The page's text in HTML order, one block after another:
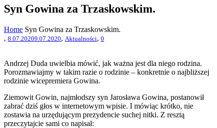
Syn Gowina za Trzaskowskim.
Home Syn Gowina za Trzaskowskim.
, 8.07.20209.07.2020, Aktualności, 0
Andrzej Duda uwielbia mówić, jak ważna jest dla niego rodzina.
Porozmawiajmy w takim razie o rodzinie – konkretnie o najbliższej
rodzinie wicepremiera Gowina.
Ziemowit Gowin, najmłodszy syn Jarosława Gowina, postanowił
zabrać dziś głos w internetowym wpisie. I mówiąc krótko, nie
zostawia na urzędującym prezydencie suchej nitki. Z resztą
przeczytajcie sami co napisał: